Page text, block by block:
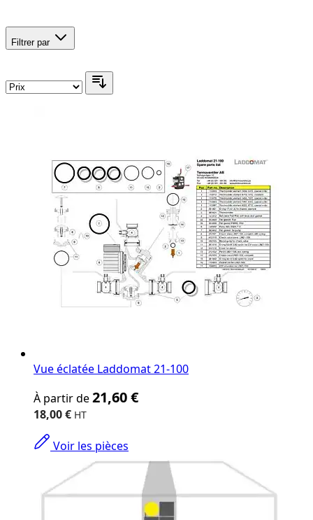
Filtrer par
Vue éclatée Laddomat 21-100
price
depends
the
chosen
on
À partir de21,60 €
18,00 €
Voir les pièces